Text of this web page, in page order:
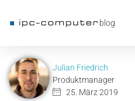
blog
Julian Friedrich
Produktmanager
25. März 2019